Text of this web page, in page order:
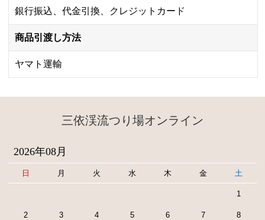
銀行振込、代金引換、クレジットカード
商品引渡し方法
ヤマト運輸
三依渓流つり場オンライン
2026年08月
日 月 火 水 木 金 土
1
2 3 4 5 6 7 8